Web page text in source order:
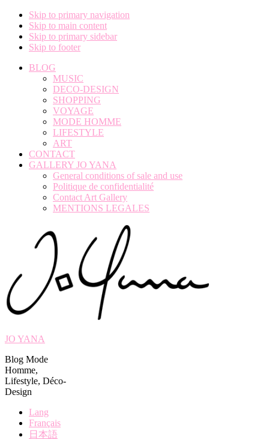
Skip to primary navigation
Skip to main content
Skip to primary sidebar
Skip to footer
BLOG
MUSIC
DECO-DESIGN
SHOPPING
VOYAGE
MODE HOMME
LIFESTYLE
ART
CONTACT
GALLERY JO YANA
General conditions of sale and use
Politique de confidentialité
Contact Art Gallery
MENTIONS LEGALES
JO YANA
Blog Mode
Homme,
Lifestyle, Déco-
Design
Lang
Français
日本語